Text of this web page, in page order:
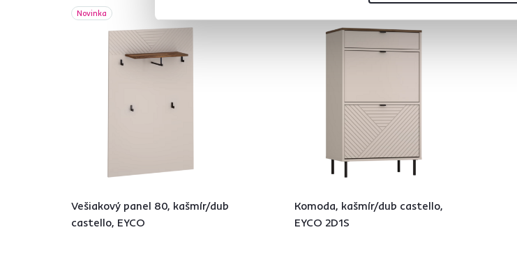
Novinka
Vešiakový panel 80, kašmír/dub
castello, EYCO
Komoda, kašmír/dub castello,
EYCO 2D1S